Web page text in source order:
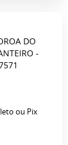
DO
-
ou Pix